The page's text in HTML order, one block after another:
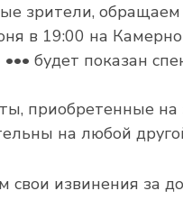
зрители,
в 19:00 на
будет показан
приобретенные
на любой
свои извинения за